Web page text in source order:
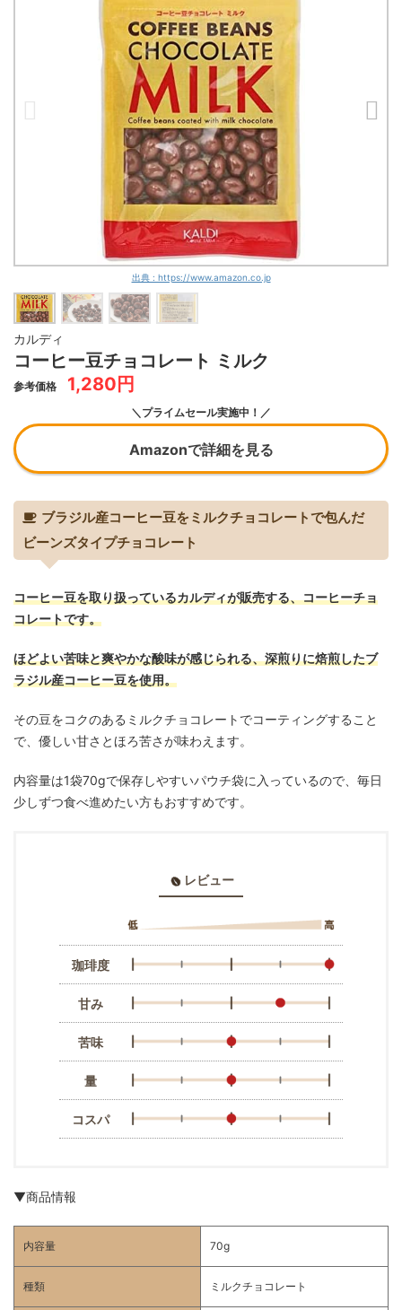
出典 : https://www.amazon.co.jp
カルディ
コーヒー豆チョコレート ミルク
参考価格 1,280円
＼プライムセール実施中！／
Amazonで詳細を見る
ブラジル産コーヒー豆をミルクチョコレートで包んだ
ビーンズタイプチョコレート
コーヒー豆を取り扱っているカルディが販売する、コーヒーチョ
コレートです。
ほどよい苦味と爽やかな酸味が感じられる、深煎りに焙煎したブ
ラジル産コーヒー豆を使用。
その豆をコクのあるミルクチョコレートでコーティングすること
で、優しい甘さとほろ苦さが味わえます。
内容量は1袋70gで保存しやすいパウチ袋に入っているので、毎日
少しずつ食べ進めたい方もおすすめです。
レビュー
珈琲度
甘み
苦味
量
コスパ
▼商品情報
内容量 70g
種類 ミルクチョコレート